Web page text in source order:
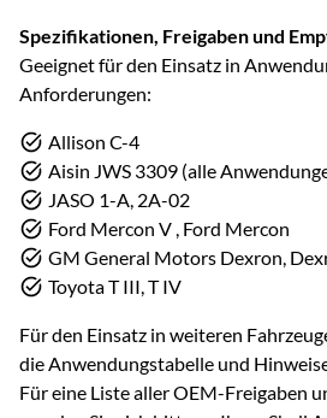
Spezifikationen, Freigaben und
Geeignet für den Einsatz in
Anforderungen:
Allison C-4
Aisin JWS 3309 (alle
JASO 1-A, 2A-02
Ford Mercon V , Ford Mercon
GM General Motors Dexron,
Toyota T III, T IV
Für den Einsatz in weiteren
die Anwendungstabelle und
Für eine Liste aller OEM-Freigaben